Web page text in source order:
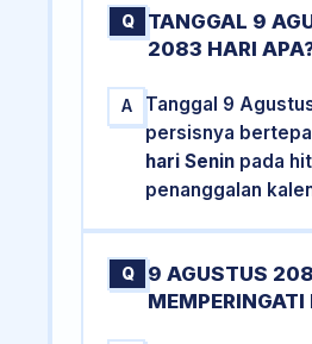
Q
TANGGAL 9
2083 HARI
A
Tanggal 9
persisnya
hari Senin pada
penanggalan
Q
9 AGUSTUS
MEMPERINGATI